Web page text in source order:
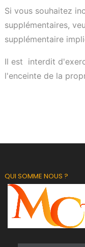
Si vous souhaitez
supplémentaires,
supplémentaire
Il est interdit
l'enceinte de la
QUI SOMME NOUS ?